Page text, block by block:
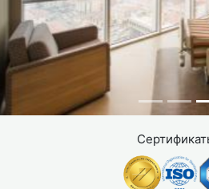
При выборе клиники важно
но и репутацию учреждения,
международных сертификатов